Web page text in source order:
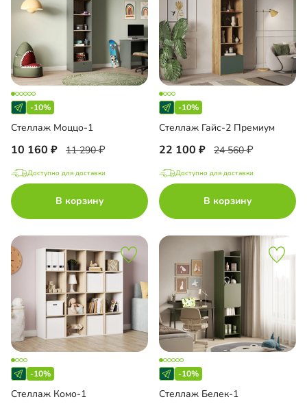
-10%
Стеллаж Моццо-1
10 160 11 290
Доступно для доставки
В корзину
-10%
Стеллаж Гайс-2 Премиум
22 100 24 560
Доступно для доставки
В корзину
-10%
Стеллаж Комо-1
-10%
Стеллаж Белек-1